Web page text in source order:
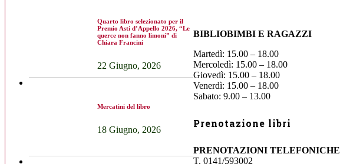
Quarto libro selezionato per il
Premio Asti d’Appello 2026, “Le
querce non fanno limoni” di
Chiara Francini
22 Giugno, 2026
Mercatini del libro
18 Giugno, 2026
BIBLIOBIMBI E RAGAZZI
Martedì: 15.00 – 18.00
Mercoledì: 15.00 – 18.00
Giovedì: 15.00 – 18.00
Venerdì: 15.00 – 18.00
Sabato: 9.00 – 13.00
Prenotazione libri
PRENOTAZIONI TELEFONICHE
T. 0141/593002